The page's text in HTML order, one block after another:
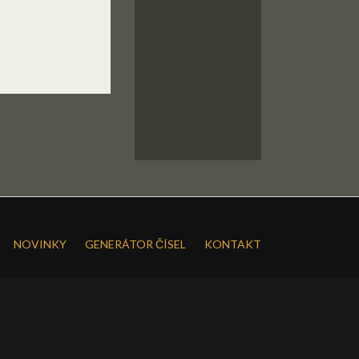
NOVINKY GENERÁTOR ČÍSEL
KONTAKT